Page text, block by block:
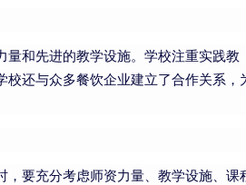
量和先进的教学设施。学校注重实践教
还与众多餐饮企业建立了合作关系，
要充分考虑师资力量、教学设施、课